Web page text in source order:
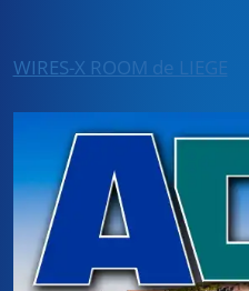
WIRES-X ROOM de LIEGE